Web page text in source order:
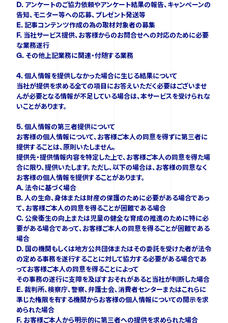
D. アンケートのご協力依頼やアンケート結果の報告、キャンペーンの
告知、モニター等への応募、プレゼント発送等
E. 記事コンテンツ作成の為の取材対象者の募集
F. 当社サービス提供、お客様からのお問合せへの対応のために必要
な業務遂行
G. その他上記業務に関連・付随する業務
4. 個人情報を提供しなかった場合に生じる結果について
当社が提供を求める全ての項目にお答えいただく必要はございませ
んが必要となる情報が不足している場合は、本サービスを受けられな
いことがあります。
5. 個人情報の第三者提供について
お客様の個人情報について、お客様ご本人の同意を得ずに第三者に
提供することは、原則いたしません。
提供先・提供情報内容を特定した上で、お客様ご本人の同意を得た場
合に限り、提供いたします。ただし、以下の場合は、お客様の同意なく
お客様の個人情報を提供することがあります。
A. 法令に基づく場合
B. 人の生命、身体または財産の保護のために必要がある場合であっ
て、お客様ご本人の同意を得ることが困難である場合
C. 公衆衛生の向上または児童の健全な育成の推進のために特に必
要がある場合であって、お客様ご本人の同意を得ることが困難である
場合
D. 国の機関もしくは地方公共団体またはその委託を受けた者が法令
の定める事務を遂行することに対して協力する必要がある場合であ
ってお客様ご本人の同意を得ることによって
その事務の遂行に支障を及ぼすおそれがあると当社が判断した場合
E. 裁判所、検察庁、警察、弁護士会、消費者センターまたはこれらに
準じた権限を有する機関からお客様の個人情報についての開示を求
められた場合
F. お客様ご本人から明示的に第三者への提供を求められた場合